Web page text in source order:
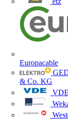
Europacable
& Co. KG
VDE